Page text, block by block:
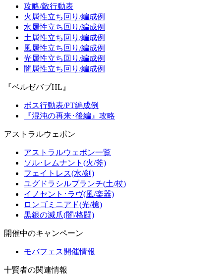
攻略/敵行動表
火属性立ち回り/編成例
水属性立ち回り/編成例
土属性立ち回り/編成例
風属性立ち回り/編成例
光属性立ち回り/編成例
闇属性立ち回り/編成例
『ベルゼバブHL』
ボス行動表/PT編成例
『混沌の再来･後編』攻略
アストラルウェポン
アストラルウェポン一覧
ソル･レムナント(火/斧)
フェイトレス(水/剣)
ユグドラシルブランチ(土/杖)
イノセント･ラヴ(風/楽器)
ロンゴミニアド(光/槍)
黒銀の滅爪(闇/格闘)
開催中のキャンペーン
モバフェス開催情報
十賢者の関連情報